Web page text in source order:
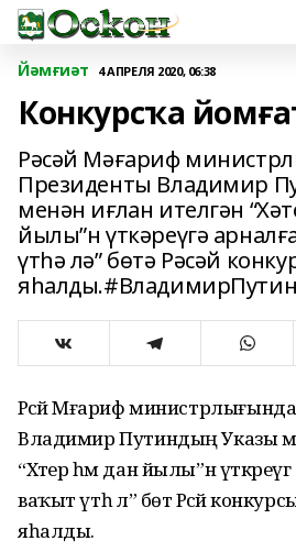
Йәмғиәт 4 АПРЕЛЯ 2020, 06:38
Конкурсҡа
Рәсәй Мәғариф
Президенты Владимир
менән иғлан ителгән
йылы”н үткәреүгә
үтһә лә” бөтә Рәсәй
яһалды.#ВладимирПутин
Рәсәй Мәғариф
Владимир Путиндың Указы
“Хәтер һәм дан йылы”н
ваҡыт үтһә лә” бөтә Рәсәй
яһалды.